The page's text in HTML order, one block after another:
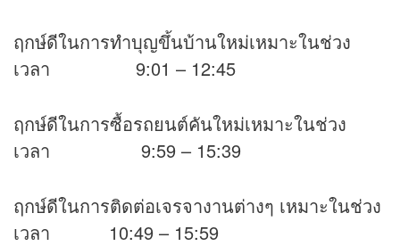
ฤกษ์ดีในการทำบุญขึ้นบ้านใหม่เหมาะในช่วง
เวลา 9:01 – 12:45
ฤกษ์ดีในการซื้อรถยนต์คันใหม่เหมาะในช่วง
เวลา 9:59 – 15:39
ฤกษ์ดีในการติดต่อเจรจางานต่างๆ เหมาะในช่วง
เวลา 10:49 – 15:59